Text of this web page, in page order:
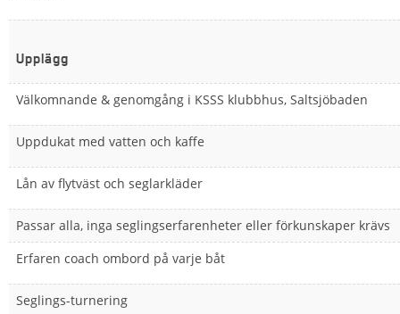
Upplägg
Välkomnande & genomgång i KSSS klubbhus, Saltsjöbaden
Uppdukat med vatten och kaffe
Lån av flytväst och seglarkläder
Passar alla, inga seglingserfarenheter eller förkunskaper krävs
Erfaren coach ombord på varje båt
Seglings-turnering